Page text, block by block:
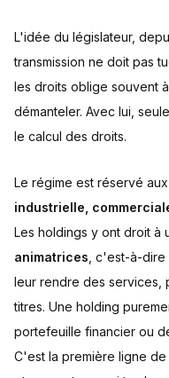
L'idée du législateur,
transmission ne doit pas
les droits oblige souvent
démanteler. Avec lui,
le calcul des droits.
Le régime est réservé
industrielle,
Les holdings y ont droit à
animatrices , c'est-à-
leur rendre des services,
titres. Une holding
portefeuille financier ou
C'est la première ligne